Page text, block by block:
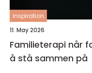
inspiration
11. May 2026
Familieterapi når familien trenger nye måter
å stå sammen på